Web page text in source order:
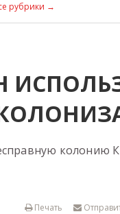
рубрики →
колонию
Печать